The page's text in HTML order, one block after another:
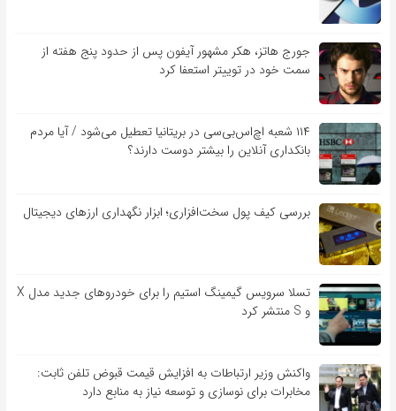
جورج هاتز، هکر مشهور آیفون پس از حدود پنج هفته از
سمت خود در توییتر استعفا کرد
۱۱۴ شعبه اچ‌اس‌بی‌سی در بریتانیا تعطیل می‌شود / آیا مردم
بانکداری آنلاین را بیشتر دوست دارند؟
بررسی کیف‌ پول سخت‌افزاری؛ ابزار نگهداری ارزهای دیجیتال
تسلا سرویس گیمینگ استیم را برای خودروهای جدید مدل X
و S منتشر کرد
واکنش وزیر ارتباطات به افزایش قیمت قبوض تلفن ثابت:
مخابرات برای نوسازی و توسعه نیاز به منابع دارد